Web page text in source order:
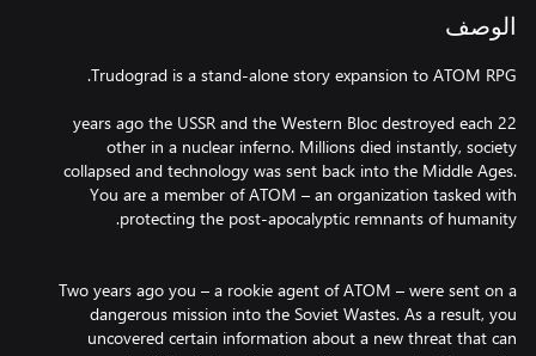
الوصف
22 years ago the USSR and the Western Bloc destroyed each
other in a nuclear inferno. Millions died instantly, society
collapsed and technology was sent back into the Middle Ages.
You are a member of ATOM – an organization tasked with
Two years ago you – a rookie agent of ATOM – were sent on a
dangerous mission into the Soviet Wastes. As a result, you
uncovered certain information about a new threat that can